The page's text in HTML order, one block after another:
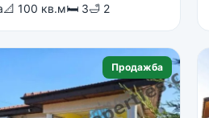
📐 100 кв.м🛏 3🛁 2
Продажба